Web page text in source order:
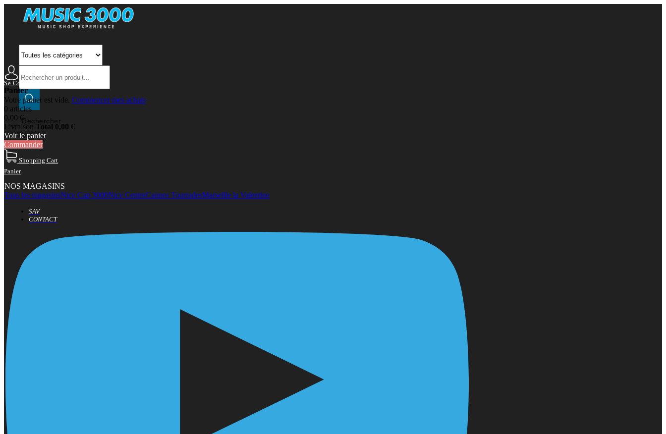
Rechercher
Se Connecter Mon Compte
Panier
Votre panier est vide. Commencer mes achats
0 articles
0,00 €
Livraison Total 0,00 €
Voir le panier
Commander
Shopping Cart
Panier
NOS MAGASINS
Tous les magasinsNice Cap 3000Nice CentreCannes TourradesMarseille la Valentine
SAV
CONTACT